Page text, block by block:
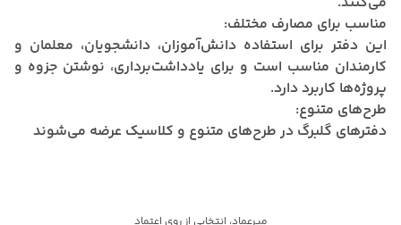
مناسب برای مصارف مختلف:
این دفتر برای استفاده دانش‌آموزان، دانشجویان، معلمان و
کارمندان مناسب است و برای یادداشت‌برداری، نوشتن جزوه و
پروژه‌ها کاربرد دارد.
طرح‌های متنوع:
دفترهای گلبرگ در طرح‌های متنوع و کلاسیک عرضه می‌شوند